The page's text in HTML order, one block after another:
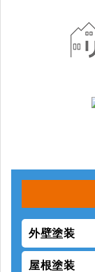
外壁塗装
屋根塗装